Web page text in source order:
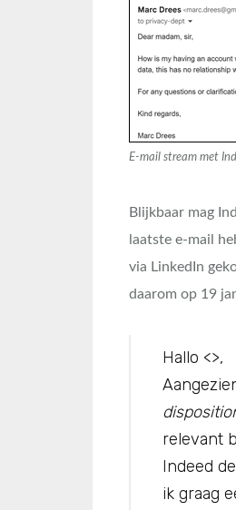
E-mail stream met
Blijkbaar mag
laatste e-mail
via LinkedIn
daarom op 19
Hallo <>,
relevant
Indeed
ik graag